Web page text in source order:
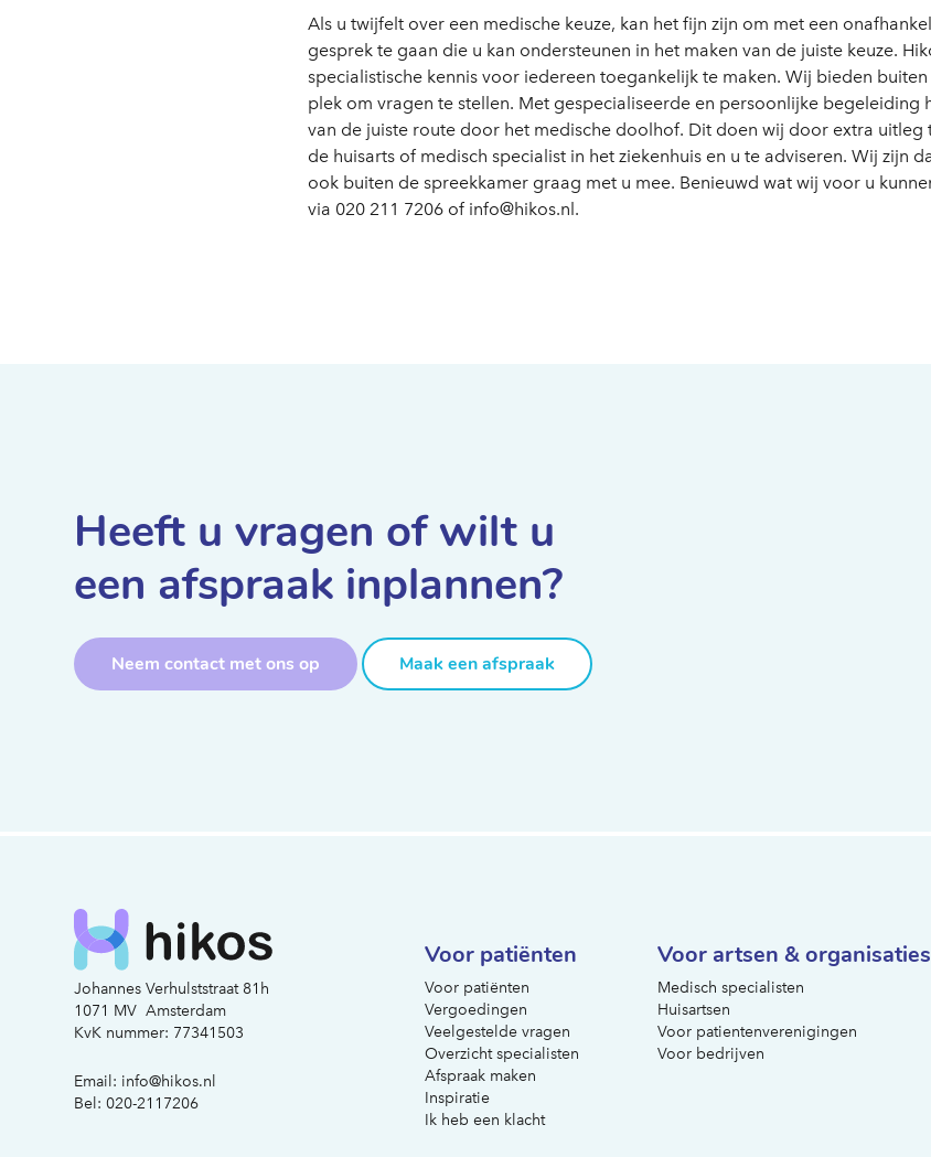
Als u twijfelt over een medische keuze, kan het fijn zijn om met een
gesprek te gaan die u kan ondersteunen in het maken van de juiste keuze.
specialistische kennis voor iedereen toegankelijk te maken. Wij bieden
plek om vragen te stellen. Met gespecialiseerde en persoonlijke begeleiding
van de juiste route door het medische doolhof. Dit doen wij door extra uitleg
de huisarts of medisch specialist in het ziekenhuis en u te adviseren. Wij zijn
ook buiten de spreekkamer graag met u mee. Benieuwd wat wij voor u
via 020 211 7206 of info@hikos.nl .
Heeft u vragen of wilt u
een afspraak inplannen?
Neem contact met ons op Maak een afspraak
Johannes Verhulststraat 81h
1071 MV Amsterdam
KvK nummer: 77341503
Email: info@hikos.nl
Bel: 020-2117206
Voor patiënten
Voor patiënten
Vergoedingen
Veelgestelde vragen
Overzicht specialisten
Afspraak maken
Inspiratie
Ik heb een klacht
Voor artsen & organisaties
Medisch specialisten
Huisartsen
Voor patientenverenigingen
Voor bedrijven